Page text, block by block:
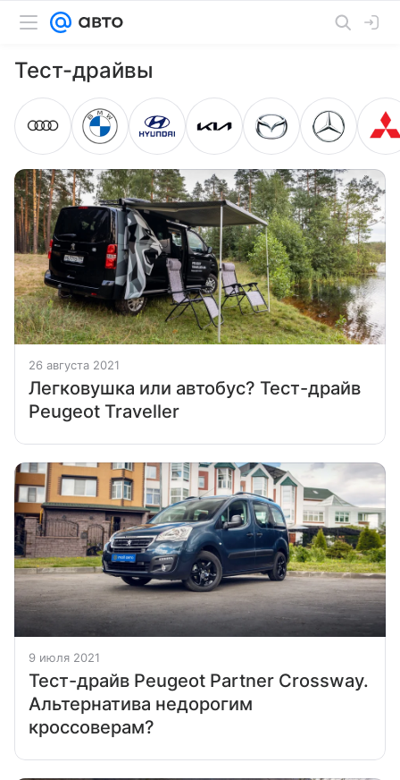
Тест-драйвы
26 августа 2021
Легковушка или автобус? Тест-драйв
Peugeot Traveller
9 июля 2021
Тест-драйв Peugeot Partner Crossway.
Альтернатива недорогим
кроссоверам?